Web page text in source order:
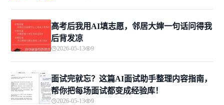
高考后我用AI填志愿，邻居大婶一句话问得我
后背发凉
2026-05-13 9
面试完就忘？这篇AI面试助手整理内容指南，
帮你把每场面试都变成经验库！
2026-05-13 9